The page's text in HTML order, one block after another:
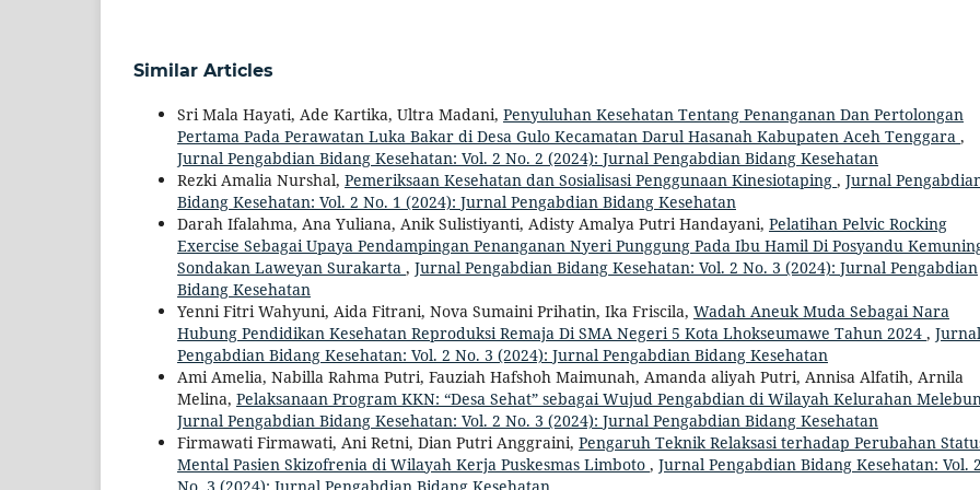
Similar Articles
Sri Mala Hayati, Ade Kartika, Ultra Madani, Penyuluhan Kesehatan Tentang Penanganan Dan Pertolongan
Pertama Pada Perawatan Luka Bakar di Desa Gulo Kecamatan Darul Hasanah Kabupaten Aceh Tenggara ,
Jurnal Pengabdian Bidang Kesehatan: Vol. 2 No. 2 (2024): Jurnal Pengabdian Bidang Kesehatan
Rezki Amalia Nurshal, Pemeriksaan Kesehatan dan Sosialisasi Penggunaan Kinesiotaping , Jurnal
Bidang Kesehatan: Vol. 2 No. 1 (2024): Jurnal Pengabdian Bidang Kesehatan
Darah Ifalahma, Ana Yuliana, Anik Sulistiyanti, Adisty Amalya Putri Handayani, Pelatihan Pelvic Rocking
Exercise Sebagai Upaya Pendampingan Penanganan Nyeri Punggung Pada Ibu Hamil Di Posyandu
Sondakan Laweyan Surakarta , Jurnal Pengabdian Bidang Kesehatan: Vol. 2 No. 3 (2024): Jurnal Pengabdian
Bidang Kesehatan
Yenni Fitri Wahyuni, Aida Fitrani, Nova Sumaini Prihatin, Ika Friscila, Wadah Aneuk Muda Sebagai Nara
Hubung Pendidikan Kesehatan Reproduksi Remaja Di SMA Negeri 5 Kota Lhokseumawe Tahun 2024 , Jurnal
Pengabdian Bidang Kesehatan: Vol. 2 No. 3 (2024): Jurnal Pengabdian Bidang Kesehatan
Ami Amelia, Nabilla Rahma Putri, Fauziah Hafshoh Maimunah, Amanda aliyah Putri, Annisa Alfatih, Arnila
Melina, Pelaksanaan Program KKN: “Desa Sehat” sebagai Wujud Pengabdian di Wilayah Kelurahan
Jurnal Pengabdian Bidang Kesehatan: Vol. 2 No. 3 (2024): Jurnal Pengabdian Bidang Kesehatan
Firmawati Firmawati, Ani Retni, Dian Putri Anggraini, Pengaruh Teknik Relaksasi terhadap Perubahan
Mental Pasien Skizofrenia di Wilayah Kerja Puskesmas Limboto , Jurnal Pengabdian Bidang Kesehatan: Vol. 2